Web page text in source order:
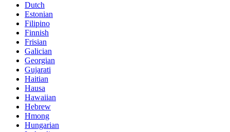
Dutch
Estonian
Filipino
Finnish
Frisian
Galician
Georgian
Gujarati
Haitian
Hausa
Hawaiian
Hebrew
Hmong
Hungarian